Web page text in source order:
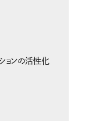
ョンの活性化